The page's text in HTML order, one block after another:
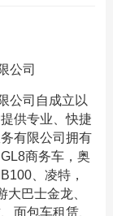
公司
公司自成立以
供专业、快捷
有限公司拥有
商务车，奥
、凌特，
巴士金龙、
面包车租赁、